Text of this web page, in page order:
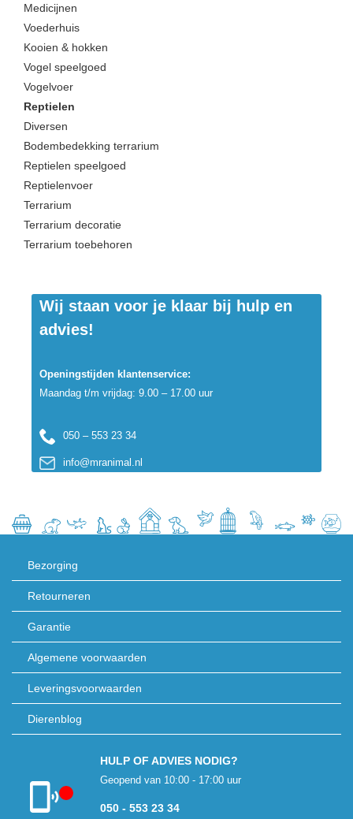
Medicijnen
Voederhuis
Kooien & hokken
Vogel speelgoed
Vogelvoer
Reptielen
Diversen
Bodembedekking terrarium
Reptielen speelgoed
Reptielenvoer
Terrarium
Terrarium decoratie
Terrarium toebehoren
Wij staan voor je klaar bij hulp en
advies!
Openingstijden klantenservice:
Maandag t/m vrijdag: 9.00 – 17.00 uur
050 – 553 23 34
info@mranimal.nl
Bezorging
Retourneren
Garantie
Algemene voorwaarden
Leveringsvoorwaarden
Dierenblog
Klantenservice
HULP OF ADVIES NODIG?
Geopend van 10:00 - 17:00 uur
050 - 553 23 34